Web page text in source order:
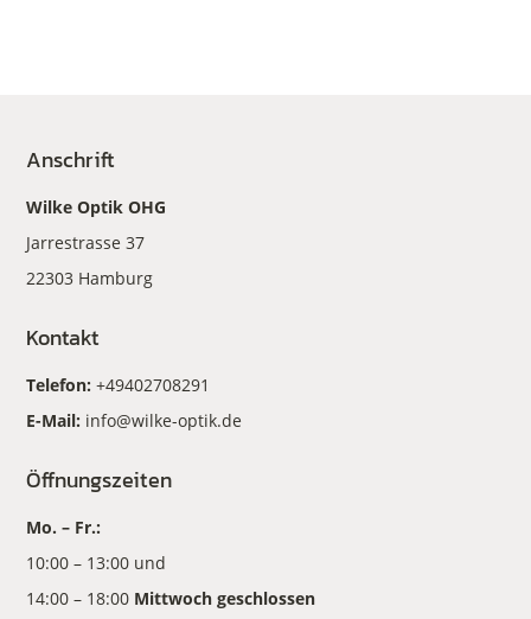
Anschrift
Wilke Optik OHG
Jarrestrasse 37
22303 Hamburg
Kontakt
Telefon:+49402708291
E-Mail: info@wilke-optik.de
Öffnungszeiten
Mo. – Fr.:
10:00 – 13:00 und
14:00 – 18:00 Mittwoch geschlossen